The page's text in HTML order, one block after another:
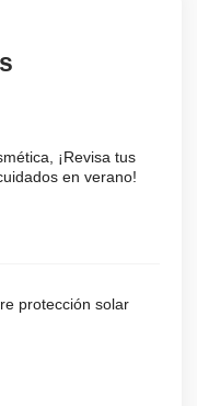
¡Revisa tus
en verano!
protección solar